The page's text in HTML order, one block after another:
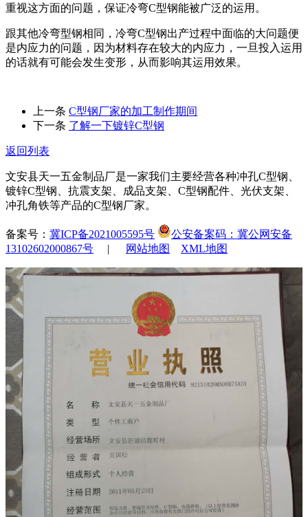
重视这方面的问题，保证冷弯C型钢能被广泛的运用。
跟其他冷弯型钢相同，冷弯C型钢出产过程中面临的大问题便
是内应力的问题，因为材料存在较大的内应力，一旦投入运用
的话就有可能会发生变形，从而影响其运用效果。
上一条 C型钢厂家的加工制作期间
下一条 了解一下镀锌C型钢
返回列表
文安县天一五金制品厂是一家我们主要经营各种冲孔C型钢、
镀锌C型钢、抗震支架、成品支架、C型钢配件、光伏支架、
冲孔角铁等产品的C型钢厂家。
备案号： 冀ICP备2021005595号
公安备案码：冀公网安备
13102602000867号 | 网站地图 XML地图